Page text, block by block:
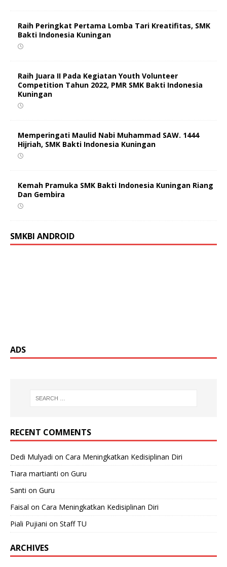
Raih Peringkat Pertama Lomba Tari Kreatifitas, SMK
Bakti Indonesia Kuningan
Raih Juara II Pada Kegiatan Youth Volunteer
Competition Tahun 2022, PMR SMK Bakti Indonesia
Kuningan
Memperingati Maulid Nabi Muhammad SAW. 1444
Hijriah, SMK Bakti Indonesia Kuningan
Kemah Pramuka SMK Bakti Indonesia Kuningan Riang
Dan Gembira
SMKBI ANDROID
ADS
RECENT COMMENTS
Dedi Mulyadi on Cara Meningkatkan Kedisiplinan Diri
Tiara martianti on Guru
Santi on Guru
Faisal on Cara Meningkatkan Kedisiplinan Diri
Piali Pujiani on Staff TU
ARCHIVES